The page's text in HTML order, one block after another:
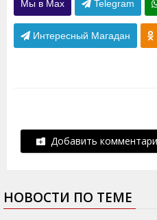
Мы в Max Telegram
Интересный Магадан
Добавить
НОВОСТИ ПО ТЕМЕ